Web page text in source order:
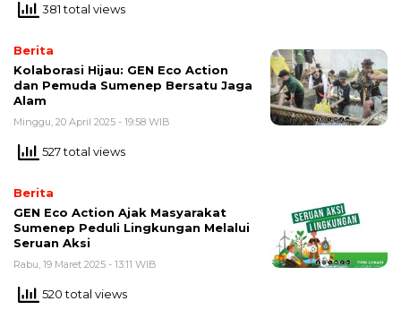
381 total views
Berita
Kolaborasi Hijau: GEN Eco Action
dan Pemuda Sumenep Bersatu Jaga
Alam
Minggu, 20 April 2025 - 19:58 WIB
527 total views
Berita
GEN Eco Action Ajak Masyarakat
Sumenep Peduli Lingkungan Melalui
Seruan Aksi
Rabu, 19 Maret 2025 - 13:11 WIB
520 total views